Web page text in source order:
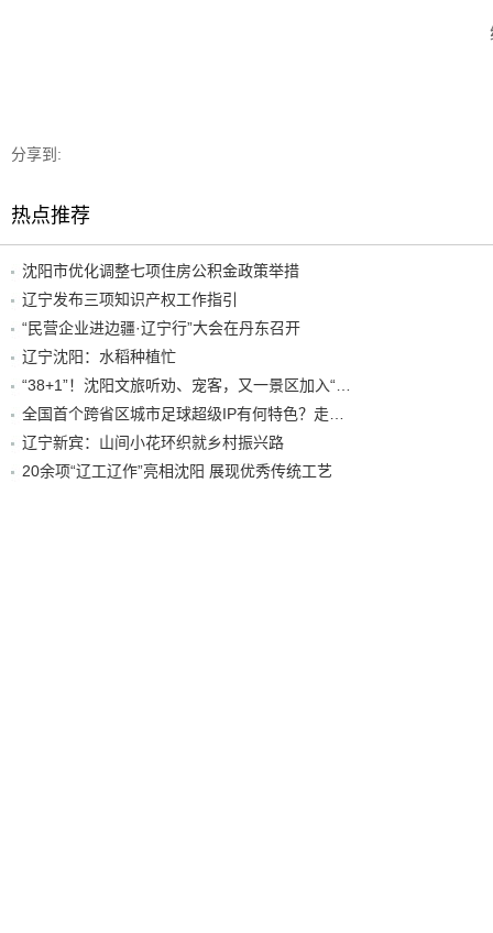
分享到:
热点推荐
沈阳市优化调整七项住房公积金政策举措
辽宁发布三项知识产权工作指引
“民营企业进边疆·辽宁行”大会在丹东召开
辽宁沈阳：水稻种植忙
辽宁新宾：山间小花环织就乡村振兴路
20余项“辽工辽作”亮相沈阳 展现优秀传统工艺